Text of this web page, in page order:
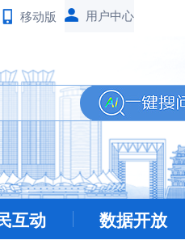
移动版
互动 数据开放